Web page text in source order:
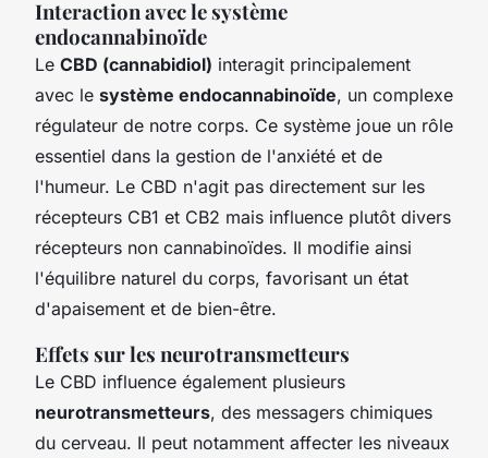
Interaction avec le système
endocannabinoïde
Le CBD (cannabidiol) interagit principalement
avec le système endocannabinoïde, un complexe
régulateur de notre corps. Ce système joue un rôle
essentiel dans la gestion de l'anxiété et de
l'humeur. Le CBD n'agit pas directement sur les
récepteurs CB1 et CB2 mais influence plutôt divers
récepteurs non cannabinoïdes. Il modifie ainsi
l'équilibre naturel du corps, favorisant un état
d'apaisement et de bien-être.
Effets sur les neurotransmetteurs
Le CBD influence également plusieurs
neurotransmetteurs, des messagers chimiques
du cerveau. Il peut notamment affecter les niveaux